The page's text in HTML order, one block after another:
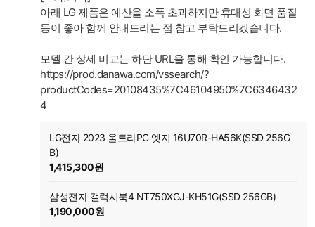
아래 LG 제품은 예산을 소폭 초과하지만 휴대성 화면 품질
등이 좋아 함께 안내드리는 점 참고 부탁드리겠습니다.
모델 간 상세 비교는 하단 URL을 통해 확인 가능합니다.
https://prod.danawa.com/vssearch/?
productCodes=20108435%7C46104950%7C6346432
4
LG전자 2023 울트라PC 엣지 16U70R-HA56K(SSD 256G
B)
1,415,300원
삼성전자 갤럭시북4 NT750XGJ-KH51G(SSD 256GB)
1,190,000원